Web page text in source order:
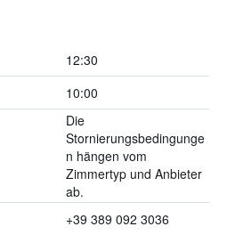
12:30
10:00
Die
Stornierungsbedingunge
n hängen vom
Zimmertyp und Anbieter
ab.
+39 389 092 3036